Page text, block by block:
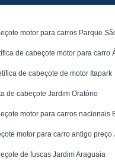
motor para carros Parque
de cabeçote motor para carro
de cabeçote de motor Itapark
de cabeçote Jardim Oratório
motor para carros nacionais
motor para carro antigo preço
de fuscas Jardim Araguaia